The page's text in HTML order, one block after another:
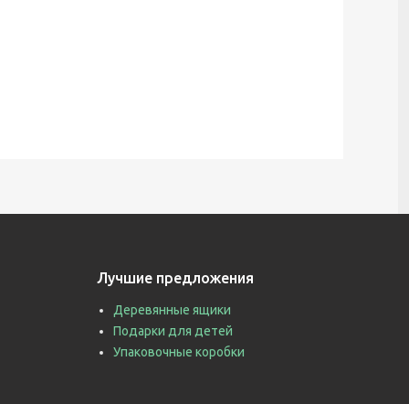
Лучшие предложения
Деревянные ящики
Подарки для детей
Упаковочные коробки